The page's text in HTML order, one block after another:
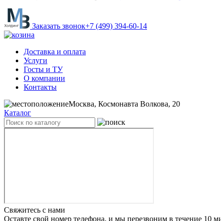
Заказать звонок+7 (499) 394-60-14
Доставка и оплата
Услуги
Госты и ТУ
О компании
Контакты
Москва, Космонавта Волкова, 20
Каталог
Свяжитесь с нами
Оставте свой номер телефона, и мы перезвоним в течение 10